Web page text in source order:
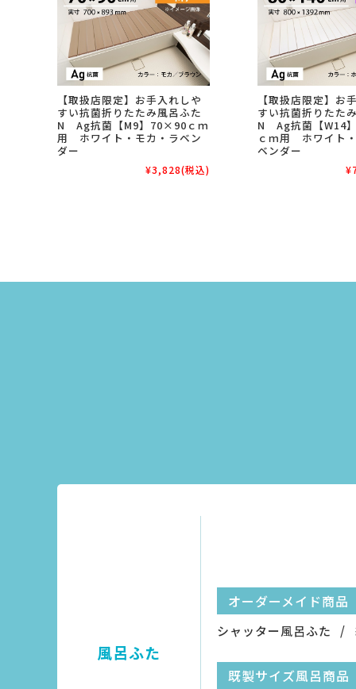
【取扱店限定】お手入れしや
すい抗菌折りたたみ風呂ふた
N Ag抗菌【M9】70×90ｃｍ
用 ホワイト・モカ・ラベン
ダー
¥3,828(税込)
【取扱店限定】お
すい抗菌折りたた
N Ag抗菌【W14
ｃｍ用 ホワイト
ベンダー
風呂ふた
オーダーメイド商品
シャッター風呂ふた
既製サイズ風呂商品